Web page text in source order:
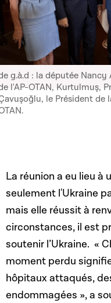
g.à.d : la députée
l'AP-OTAN, Kurtulmuş,
le Président de
La réunion a eu lieu à
seulement l'Ukraine
mais elle réussit à
circonstances, il est
soutenir l’Ukraine. «
moment perdu
hôpitaux attaqués,
endommagées », a